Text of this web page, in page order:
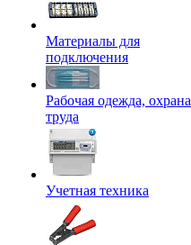
Материалы для
подключения
Рабочая одежда, охрана
труда
Учетная техника